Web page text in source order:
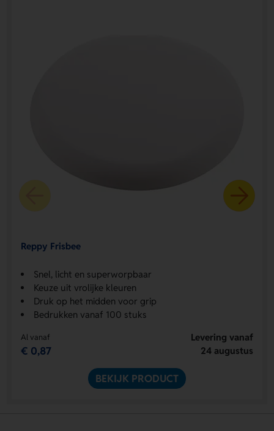
Reppy Frisbee
Snel, licht en superworpbaar
Keuze uit vrolijke kleuren
Druk op het midden voor grip
Bedrukken vanaf 100 stuks
Al vanaf
€ 0,87
Levering vanaf
24 augustus
BEKIJK PRODUCT